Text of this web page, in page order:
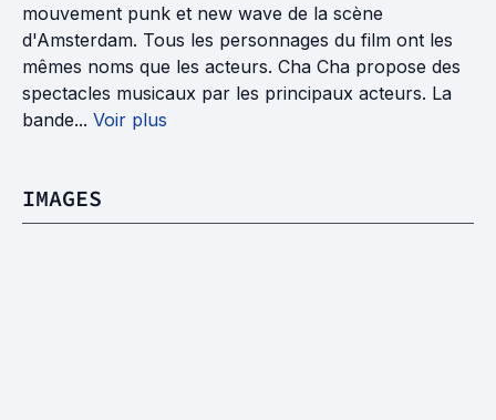
mouvement punk et new wave de la scène
d'Amsterdam. Tous les personnages du film ont les
mêmes noms que les acteurs. Cha Cha propose des
spectacles musicaux par les principaux acteurs. La
bande... Voir plus
IMAGES